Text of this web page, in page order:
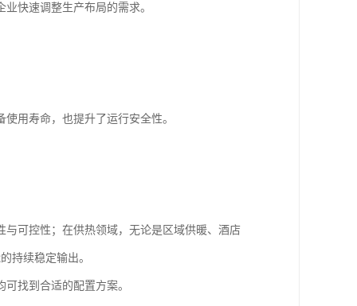
快速调整生产布局的需求。
用寿命，也提升了运行安全性。
可控性；在供热领域，无论是区域供暖、酒店
持续稳定输出。
找到合适的配置方案。